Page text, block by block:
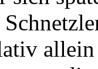
allein